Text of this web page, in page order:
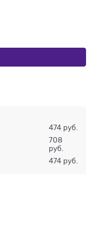
474 руб.
708
руб.
474 руб.